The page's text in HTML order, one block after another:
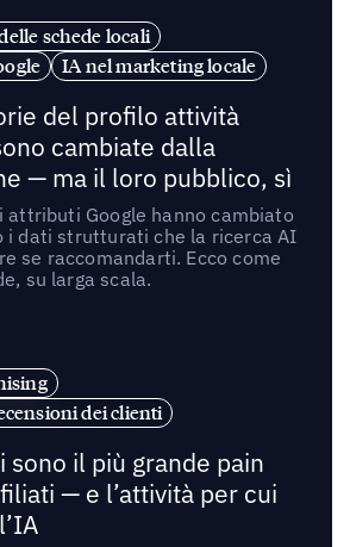
schede locali
IA nel marketing locale
del profilo attività
cambiate dalla
— ma il loro pubblico, sì
attributi Google hanno cambiato
i dati strutturati che la ricerca AI
se raccomandarti. Ecco come
su larga scala.
dei clienti
sono il più grande pain
— e l’attività per cui